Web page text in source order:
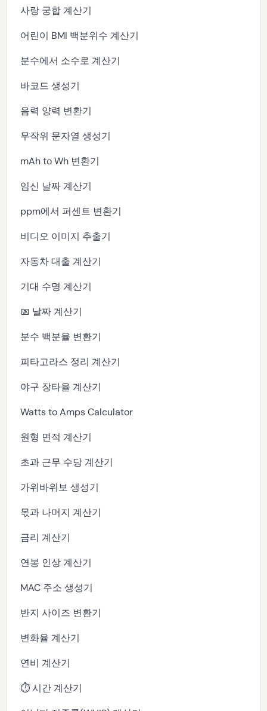
사랑 궁합 계산기
어린이 BMI 백분위수 계산기
분수에서 소수로 계산기
바코드 생성기
음력 양력 변환기
무작위 문자열 생성기
mAh to Wh 변환기
임신 날짜 계산기
ppm에서 퍼센트 변환기
비디오 이미지 추출기
자동차 대출 계산기
기대 수명 계산기
📅 날짜 계산기
분수 백분율 변환기
피타고라스 정리 계산기
야구 장타율 계산기
Watts to Amps Calculator
원형 면적 계산기
초과 근무 수당 계산기
가위바위보 생성기
몫과 나머지 계산기
금리 계산기
연봉 인상 계산기
MAC 주소 생성기
반지 사이즈 변환기
변화율 계산기
연비 계산기
⏱️ 시간 계산기